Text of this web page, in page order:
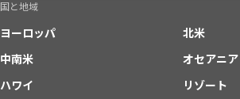
国と地域
ヨーロッパ
北米
中南米
オセアニア
ハワイ
リゾート